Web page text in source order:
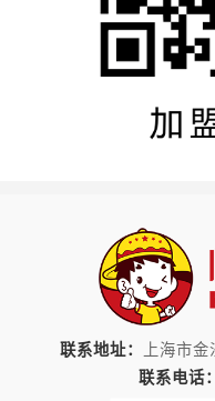
联系地址：
上海市
联系电话：